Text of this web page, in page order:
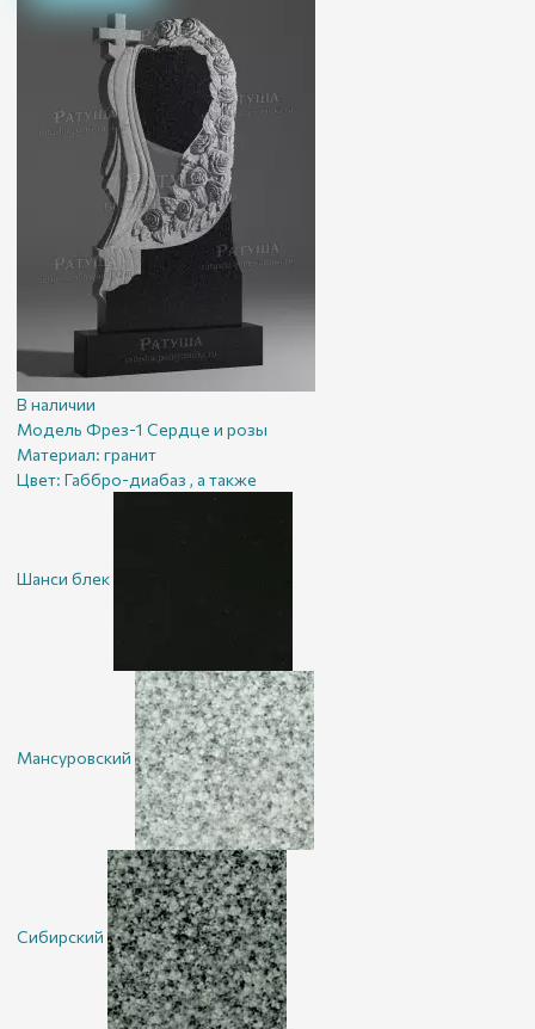
В наличии
Модель Фрез-1 Сердце и розы
Материал: гранит
Цвет: Габбро-диабаз , а также
Шанси блек
Мансуровский
Сибирский